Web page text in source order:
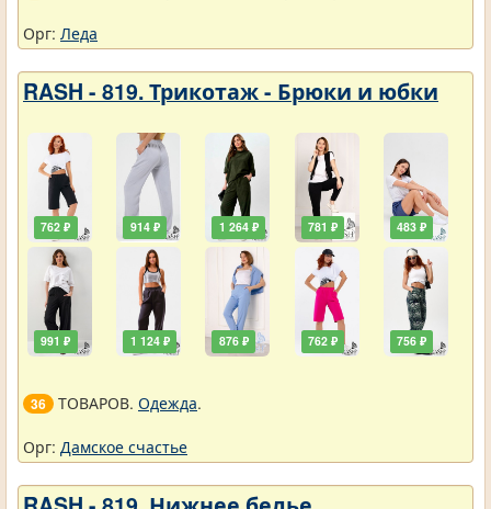
Орг: Леда
RASH - 819. Трикотаж - Брюки и юбки
762 ₽
991 ₽
914 ₽
1 124 ₽
1 264 ₽
876 ₽
781 ₽
762 ₽
483 ₽
756 ₽
36 ТОВАРОВ. Одежда.
Орг: Дамское счастье